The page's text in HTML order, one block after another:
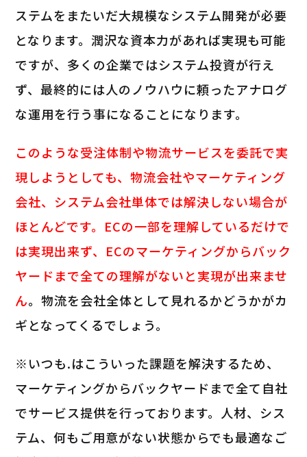
ステムをまたいだ大規模なシステム開発が必要
となります。潤沢な資本力があれば実現も可能
ですが、多くの企業ではシステム投資が行え
ず、最終的には人のノウハウに頼ったアナログ
な運用を行う事になることになります。
このような受注体制や物流サービスを委託で実
現しようとしても、物流会社やマーケティング
会社、システム会社単体では解決しない場合が
ほとんどです。ECの一部を理解しているだけで
は実現出来ず、ECのマーケティングからバック
ヤードまで全ての理解がないと実現が出来ませ
ん。物流を会社全体として見れるかどうかがカ
ギとなってくるでしょう。
※いつも.はこういった課題を解決するため、
マーケティングからバックヤードまで全て自社
でサービス提供を行っております。人材、シス
テム、何もご用意がない状態からでも最適なご